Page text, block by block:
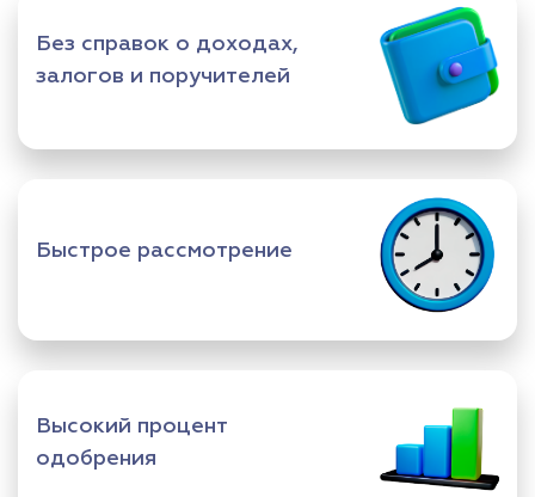
Без справок о доходах,
залогов и поручителей
Быстрое рассмотрение
Высокий процент
одобрения